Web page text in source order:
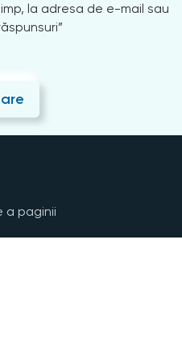
la adresa de e-mail sau
a paginii